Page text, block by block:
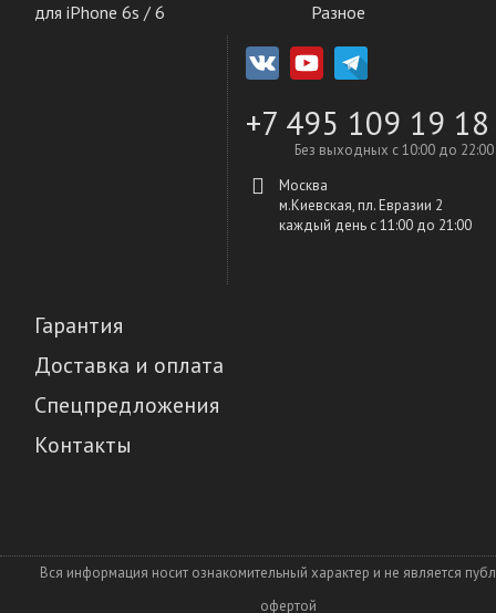
для iPhone 6s / 6
Разное
+7 495 109 19 18
Без выходных с 10:00 до 22:00
Москва
м.Киевская, пл. Евразии 2
каждый день c 11:00 до 21:00
Гарантия
Доставка и оплата
Спецпредложения
Контакты
Вся информация носит ознакомительный характер и не является
офертой